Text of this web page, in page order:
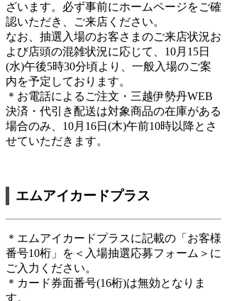
ざいます。必ず事前にホームページをご確
認いただき、ご来店ください。
なお、抽選入場のお客さまのご来店状況お
よび店頭の混雑状況に応じて、10月15日
(水)午後5時30分頃より、一般入場のご案
内を予定しております。
＊お電話によるご注文・三越伊勢丹WEB
決済・代引き配送は対象商品の在庫がある
場合のみ、10月16日(木)午前10時以降とさ
せていただきます。
エムアイカードプラス
＊エムアイカードプラスに記載の「お客様
番号10桁」を＜入場抽選応募フォーム＞に
ご入力ください。
＊カード券面番号(16桁)は無効となりま
す。